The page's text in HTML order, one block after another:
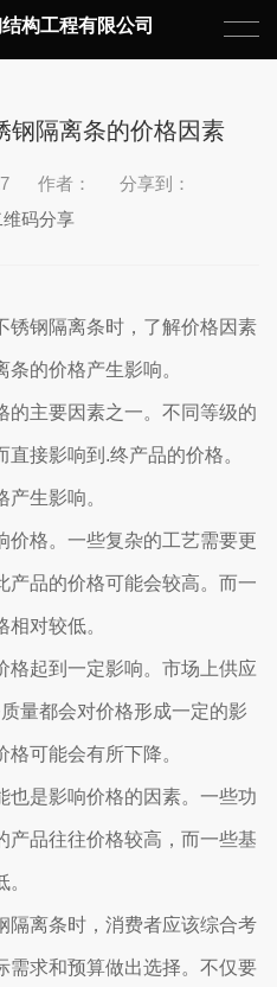
构工程有限公司
钢隔离条的价格因素
作者：
分享到：
维码分享
锈钢隔离条时，了解价格因素
的价格产生影响。
的主要因素之一。不同等级的
接影响到.终产品的价格。
生影响。
价格。一些复杂的工艺需要更
产品的价格可能会较高。而一
对较低。
格起到一定影响。市场上供应
量都会对价格形成一定的影
可能会有所下降。
也是影响价格的因素。一些功
产品往往价格较高，而一些基
隔离条时，消费者应该综合考
需求和预算做出选择。不仅要